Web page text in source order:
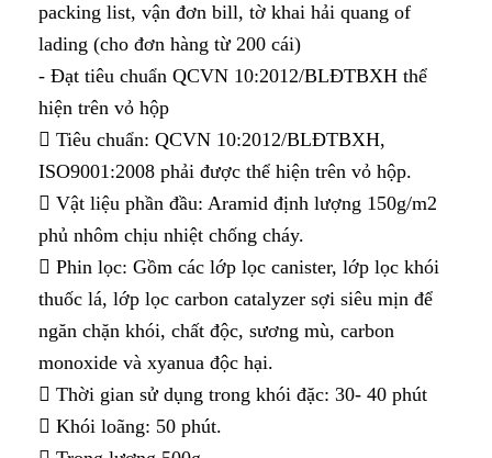
packing list, vận đơn bill, tờ khai hải quang of
lading (cho đơn hàng từ 200 cái)
- Đạt tiêu chuẩn QCVN 10:2012/BLĐTBXH thể
hiện trên vỏ hộp
 Tiêu chuẩn: QCVN 10:2012/BLĐTBXH,
ISO9001:2008 phải được thể hiện trên vỏ hộp.
 Vật liệu phần đầu: Aramid định lượng 150g/m2
phủ nhôm chịu nhiệt chống cháy.
 Phin lọc: Gồm các lớp lọc canister, lớp lọc khói
thuốc lá, lớp lọc carbon catalyzer sợi siêu mịn để
ngăn chặn khói, chất độc, sương mù, carbon
monoxide và xyanua độc hại.
 Thời gian sử dụng trong khói đặc: 30- 40 phút
 Khói loãng: 50 phút.